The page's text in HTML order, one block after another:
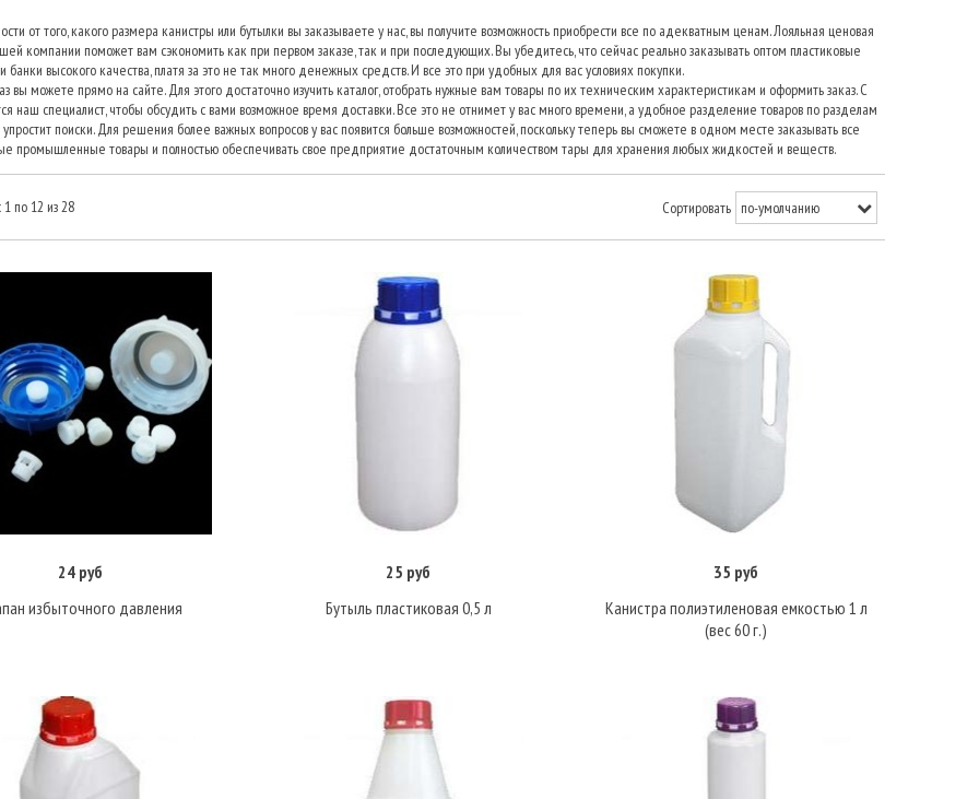
от того, какого размера канистры или бутылки вы заказываете у нас, вы получите возможность приобрести все по адекватным ценам. Лояльная ценовая
компании поможет вам сэкономить как при первом заказе, так и при последующих. Вы убедитесь, что сейчас реально заказывать оптом пластиковые
банки высокого качества, платя за это не так много денежных средств. И все это при удобных для вас условиях покупки.
вы можете прямо на сайте. Для этого достаточно изучить каталог, отобрать нужные вам товары по их техническим характеристикам и оформить заказ. С
наш специалист, чтобы обсудить с вами возможное время доставки. Все это не отнимет у вас много времени, а удобное разделение товаров по разделам
упростит поиски. Для решения более важных вопросов у вас появится больше возможностей, поскольку теперь вы сможете в одном месте заказывать все
промышленные товары и полностью обеспечивать свое предприятие достаточным количеством тары для хранения любых жидкостей и веществ.
по 12 из 28 Сортировать
В корзину
24 руб
избыточного давления
Подробнее
25 руб
Бутыль пластиковая 0,5 л
Подробнее
35 руб
Канистра полиэтиленовая емкостью 1 л
(вес 60 г.)